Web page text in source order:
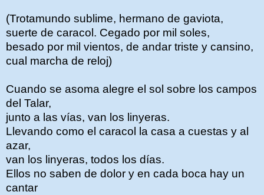
(Trotamundo sublime, hermano de gaviota,
suerte de caracol. Cegado por mil soles,
besado por mil vientos, de andar triste y cansino,
cual marcha de reloj)
Cuando se asoma alegre el sol sobre los campos
del Talar,
junto a las vías, van los linyeras.
Llevando como el caracol la casa a cuestas y al
azar,
van los linyeras, todos los días.
Ellos no saben de dolor y en cada boca hay un
cantar